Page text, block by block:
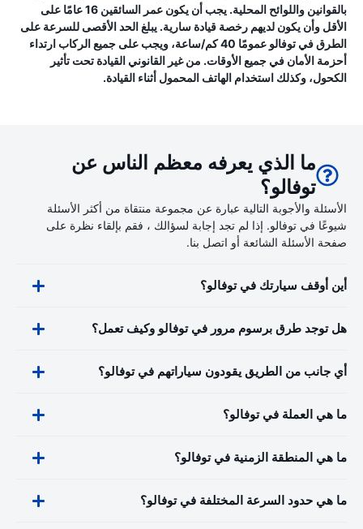
بالقوانين واللوائح المحلية. يجب أن يكون عمر السائقين 16 عامًا على
الأقل وأن يكون لديهم رخصة قيادة سارية. يبلغ الحد الأقصى للسرعة على
الطرق في توفالو عمومًا 40 كم/ساعة، ويجب على جميع الركاب ارتداء
أحزمة الأمان في جميع الأوقات. من غير القانوني القيادة تحت تأثير
الكحول، وكذلك استخدام الهاتف المحمول أثناء القيادة.
ما الذي يعرفه معظم الناس عن
توفالو؟
الأسئلة والأجوبة التالية عبارة عن مجموعة منتقاة من أكثر الأسئلة
شيوعًا في توفالو. إذا لم تجد إجابة لسؤالك ، فقم بإلقاء نظرة على
صفحة الأسئلة الشائعة أو اتصل بنا.
أين أوقف سيارتك في توفالو؟
هل توجد طرق برسوم مرور في توفالو وكيف تعمل؟
أي جانب من الطريق يقودون سياراتهم في توفالو؟
ما هي العملة في توفالو؟
ما هي المنطقة الزمنية في توفالو؟
ما هي حدود السرعة المختلفة في توفالو؟